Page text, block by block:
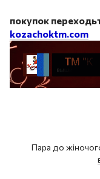
покупок
kozachoktm.com
Пара до